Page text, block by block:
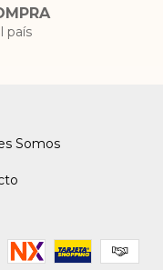
país
Somos